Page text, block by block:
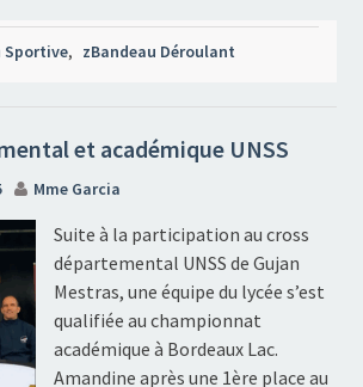
, zBandeau Déroulant
et académique UNSS
Mme Garcia
Suite à la participation au cross
départemental UNSS de Gujan
Mestras, une équipe du lycée s’est
qualifiée au championnat
académique à Bordeaux Lac.
Amandine après une 1ère place au